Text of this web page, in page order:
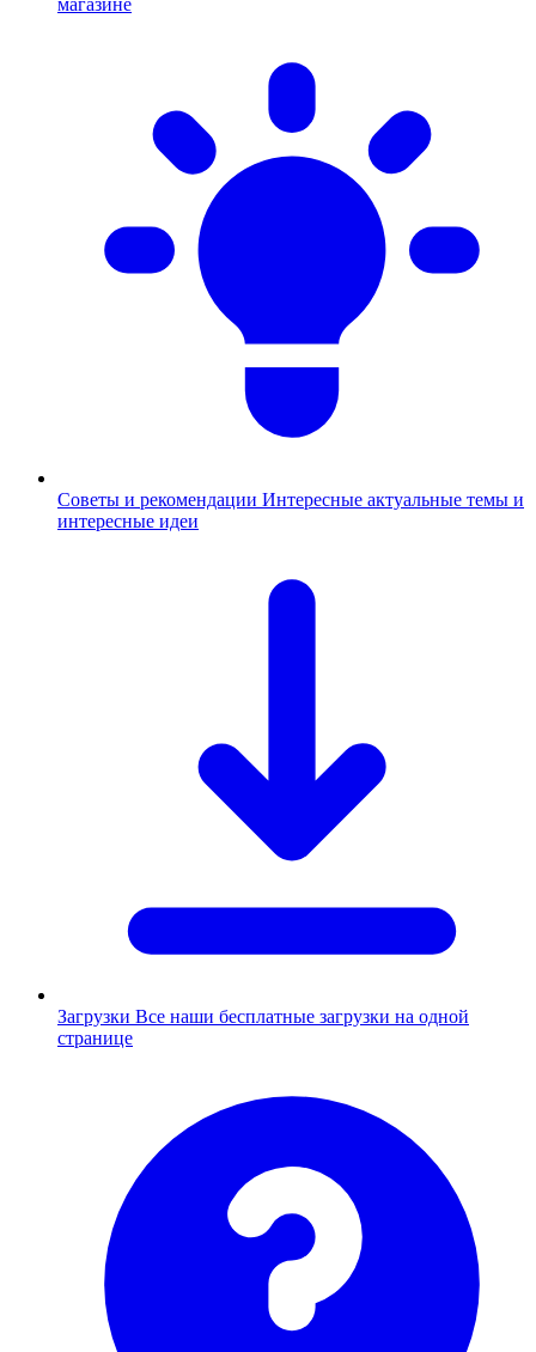
магазине
Советы и рекомендации Интересные актуальные темы и
интересные идеи
Загрузки Все наши бесплатные загрузки на одной
странице